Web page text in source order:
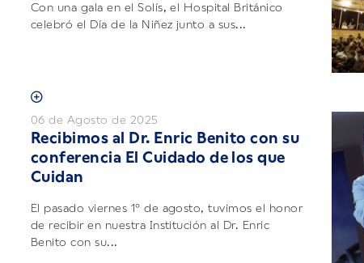
Con una gala en el Solís, el Hospital Británico
celebró el Día de la Niñez junto a sus...
06 de Agosto de 2025
Recibimos al Dr. Enric Benito con su
conferencia El Cuidado de los que
Cuidan
El pasado viernes 1° de agosto, tuvimos el honor
de recibir en nuestra Institución al Dr. Enric
Benito con su...